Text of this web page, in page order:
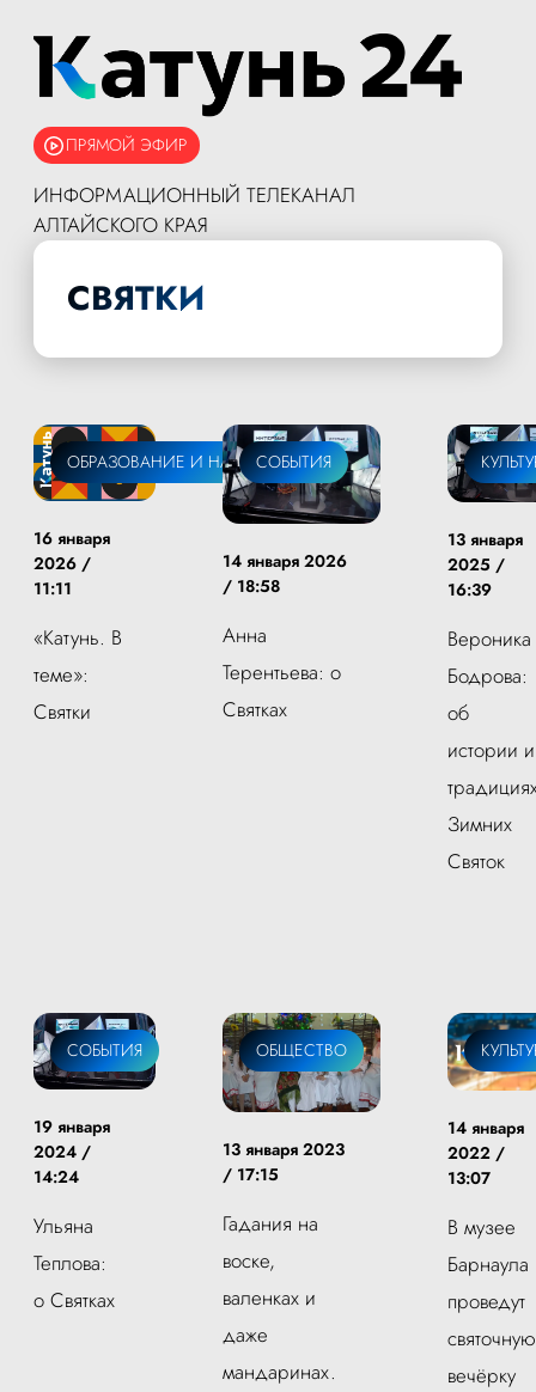
ПРЯМОЙ ЭФИР
ИНФОРМАЦИОННЫЙ ТЕЛЕКАНАЛ
АЛТАЙСКОГО КРАЯ
СВЯТКИ
ОБРАЗОВАНИЕ И НАУКА
16 января
2026 /
11:11
«Катунь. В
теме»:
Святки
СОБЫТИЯ
14 января 2026
/ 18:58
Анна
Терентьева: о
Святках
13 января
2025 /
16:39
Вероника
Бодрова:
об
истории и
Зимних
Святок
СОБЫТИЯ
19 января
2024 /
14:24
Ульяна
Теплова:
о Святках
ОБЩЕСТВО
13 января 2023
/ 17:15
Гадания на
воске,
валенках и
даже
мандаринах.
14 января
2022 /
13:07
В музее
Барнаула
проведут
святочную
вечёрку